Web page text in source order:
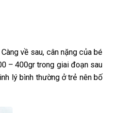
về sau, cân nặng của bé
– 400gr trong giai đoạn sau
lý bình thường ở trẻ nên bố